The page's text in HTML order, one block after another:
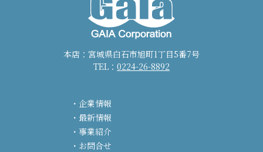
本店：宮城県白石市旭町1丁目5番7号
TEL： 0224-26-8892
企業情報
最新情報
事業紹介
お問合せ